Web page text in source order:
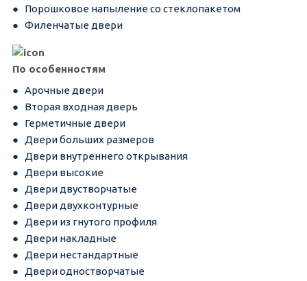
Порошковое напыление со стеклопакетом
Филенчатые двери
По особенностям
Арочные двери
Вторая входная дверь
Герметичные двери
Двери больших размеров
Двери внутреннего открывания
Двери высокие
Двери двустворчатые
Двери двухконтурные
Двери из гнутого профиля
Двери накладные
Двери нестандартные
Двери одностворчатые